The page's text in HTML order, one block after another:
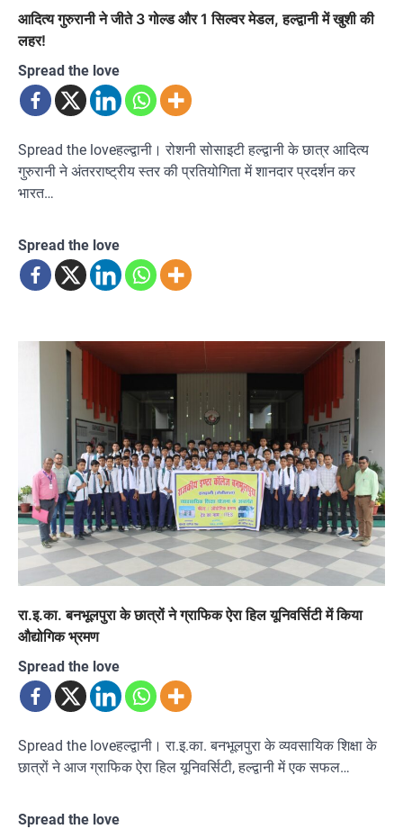
आदित्य गुरुरानी ने जीते 3 गोल्ड और 1 सिल्वर मेडल, हल्द्वानी में खुशी की
लहर!
Spread the love
Spread the loveहल्द्वानी। रोशनी सोसाइटी हल्द्वानी के छात्र आदित्य
गुरुरानी ने अंतरराष्ट्रीय स्तर की प्रतियोगिता में शानदार प्रदर्शन कर
भारत…
Spread the love
रा.इ.का. बनभूलपुरा के छात्रों ने ग्राफिक ऐरा हिल यूनिवर्सिटी में किया
औद्योगिक भ्रमण
Spread the love
Spread the loveहल्द्वानी। रा.इ.का. बनभूलपुरा के व्यवसायिक शिक्षा के
छात्रों ने आज ग्राफिक ऐरा हिल यूनिवर्सिटी, हल्द्वानी में एक सफल…
Spread the love